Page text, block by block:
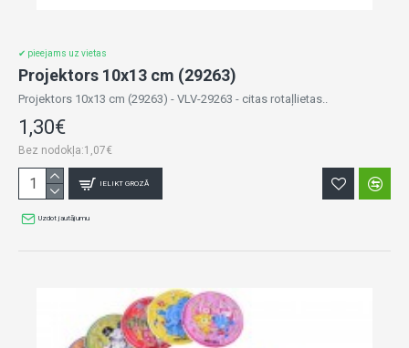
✔ pieejams uz vietas
Projektors 10x13 cm (29263)
Projektors 10x13 cm (29263) - VLV-29263 - citas rotaļlietas..
1,30€
Bez nodokļa:1,07€
IELIKT GROZĀ
Uzdot jautājumu